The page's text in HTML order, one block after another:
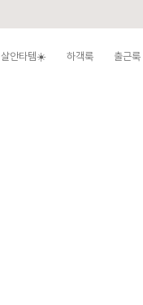
살안타템☀️ 하객룩 출근룩